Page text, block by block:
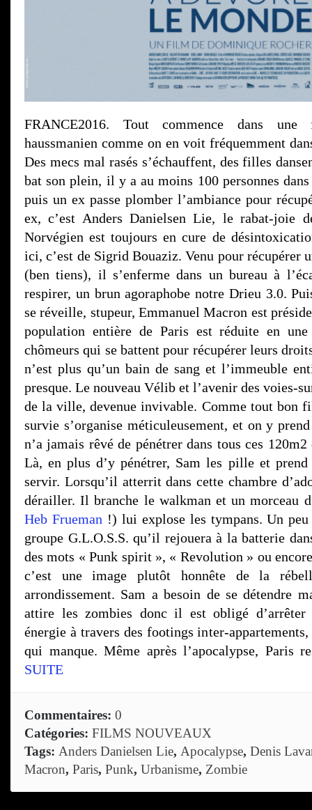
FRANCE2016. Tout commence dans une
haussmanien comme on en voit fréquemment
Des mecs mal rasés s’échauffent, des filles
bat son plein, il y a au moins 100 personnes
puis un ex passe plomber l’ambiance pour
ex, c’est Anders Danielsen Lie, le rabat-joie
Norvégien est toujours en cure de
ici, c’est de Sigrid Bouaziz. Venu pour récupérer
(ben tiens), il s’enferme dans un bureau à
respirer, un brun agoraphobe notre Drieu 3.0.
se réveille, stupeur, Emmanuel Macron est
population entière de Paris est réduite en
chômeurs qui se battent pour récupérer leurs
n’est plus qu’un bain de sang et l’immeuble
presque. Le nouveau Vélib et l’avenir des voies-
de la ville, devenue invivable. Comme tout bon
survie s’organise méticuleusement, et on y
n’a jamais rêvé de pénétrer dans tous ces
Là, en plus d’y pénétrer, Sam les pille et
servir. Lorsqu’il atterrit dans cette chambre
dérailler. Il branche le walkman et un morceau
Heb Frueman !) lui explose les tympans. Un
groupe G.L.O.S.S. qu’il rejouera à la batterie
des mots « Punk spirit », « Revolution » ou
c’est une image plutôt honnête de la
arrondissement. Sam a besoin de se détendre
attire les zombies donc il est obligé d’arrêter
énergie à travers des footings inter-appartements,
qui manque. Même après l’apocalypse, Paris
SUITE
Commentaires: 0
Catégories: FILMS NOUVEAUX
Tags: Anders Danielsen Lie, Apocalypse, Denis
Macron, Paris, Punk, Urbanisme, Zombie